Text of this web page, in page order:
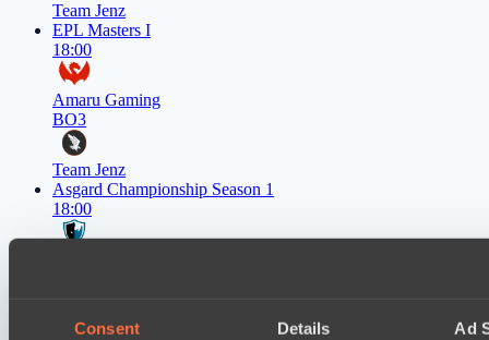
Consent Details Ad
Team Jenz
EPL Masters I
18:00
Amaru Gaming
BO3
Team Jenz
Asgard Championship Season 1
18:00
team lynx